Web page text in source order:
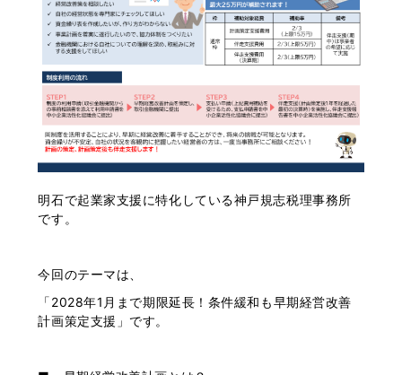
明石で起業家支援に特化している神戸規志税理事務所
です。
今回のテーマは、
「2028年1月まで期限延長！条件緩和も早期経営改善
計画策定支援」です。